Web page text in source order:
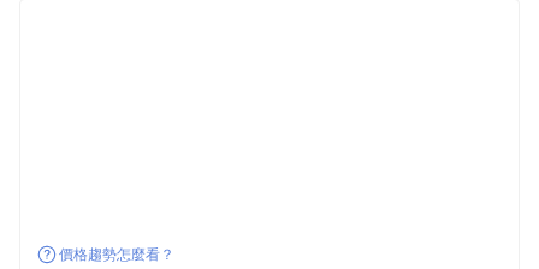
價格趨勢怎麼看？